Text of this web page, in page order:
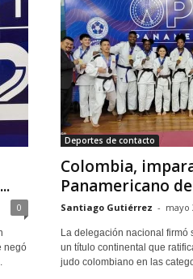
0
negó
Deportes de contacto
Colombia,
Panamericano
Santiago Gutiérrez - mayo
La delegación nacional firmó
un título continental que
judo colombiano en las